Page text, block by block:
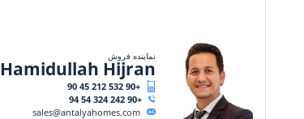
نماینده فروش
Hamidullah Hijran
+90 532 212 45 90
+90 242 324 54 94
sales@antalyahomes.com